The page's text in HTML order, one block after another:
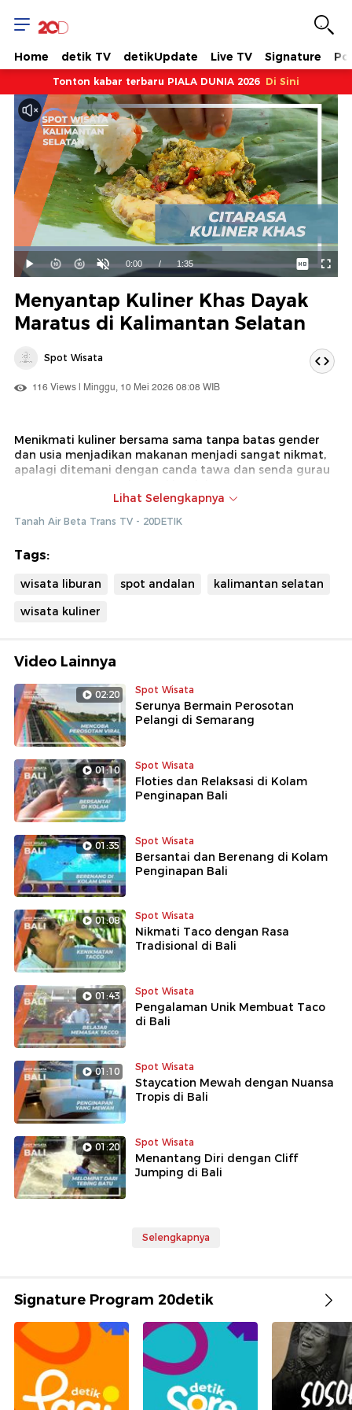
Home detik TV detikUpdate Live TV Signature
Tonton kabar terbaru PIALA DUNIA 2026 Di Sini
Mainkan
Suara
Hidup
Waktu
ini
0:00 / Durasi
1:35
Dimuat:
64.24%
Menyantap Kuliner Khas Dayak
Maratus di Kalimantan Selatan
Spot Wisata
116 Views | Minggu, 10 Mei 2026 08:08 WIB
Menikmati kuliner bersama sama tanpa batas gender
dan usia menjadikan makanan menjadi sangat nikmat,
apalagi ditemani dengan canda tawa dan senda gurau
Lihat Selengkapnya
Tanah Air Beta Trans TV - 20DETIK
Tags:
wisata liburan spot andalan
kalimantan selatan
wisata kuliner
Video Lainnya
02:20 Spot Wisata
Serunya Bermain Perosotan
Pelangi di Semarang
01:10 Spot Wisata
Floties dan Relaksasi di Kolam
Penginapan Bali
01:35 Spot Wisata
Bersantai dan Berenang di Kolam
Penginapan Bali
01:08 Spot Wisata
Nikmati Taco dengan Rasa
Tradisional di Bali
01:43 Spot Wisata
Pengalaman Unik Membuat Taco
di Bali
01:10 Spot Wisata
Staycation Mewah dengan Nuansa
Tropis di Bali
01:20 Spot Wisata
Menantang Diri dengan Cliff
Jumping di Bali
Selengkapnya
Signature Program 20detik